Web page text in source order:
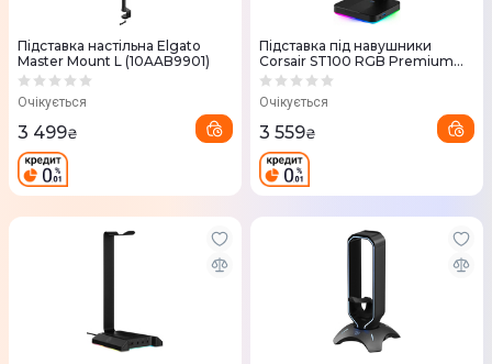
Підставка настільна Elgato
Master Mount L (10AAB9901)
Очікується
3 499₴
Підставка під навушники
Corsair ST100 RGB Premium
(CA-9011167-EU)
Очікується
3 559₴